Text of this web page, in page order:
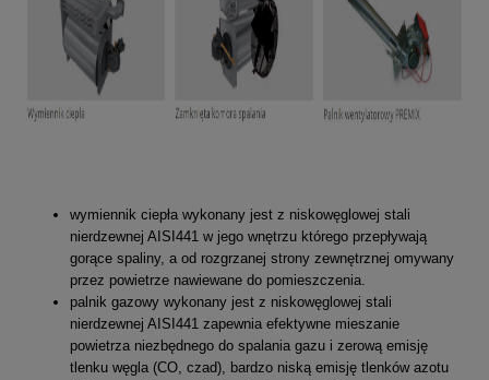
wymiennik ciepła wykonany jest z niskowęglowej stali
nierdzewnej AISI441 w jego wnętrzu którego przepływają
gorące spaliny, a od rozgrzanej strony zewnętrznej omywany
przez powietrze nawiewane do pomieszczenia.
palnik gazowy wykonany jest z niskowęglowej stali
nierdzewnej AISI441 zapewnia efektywne mieszanie
powietrza niezbędnego do spalania gazu i zerową emisję
tlenku węgla (CO, czad), bardzo niską emisję tlenków azotu